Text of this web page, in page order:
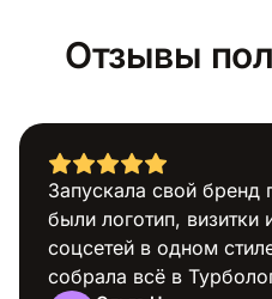
Отзывы
Запускала свой
были логотип,
соцсетей в одном
собрала всё в